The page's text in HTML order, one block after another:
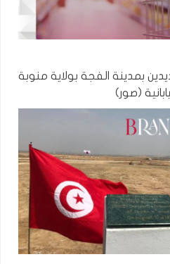
بمدينة الفجة بولاية منوبة
(صور)